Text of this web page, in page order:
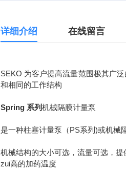
详细介绍 在线留言
SEKO 为客户提高流量范围极其广
和相同的工作结构
Spring 系列机械隔膜计量泵
是一种柱塞计量泵（PS系列)或机械
机械结构的大小可选，流量可选，提
zui高的加药温度